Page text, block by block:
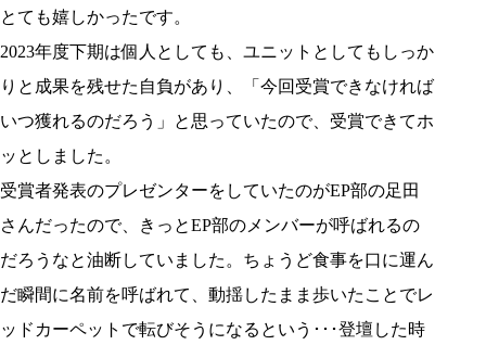
とても嬉しかったです。
2023年度下期は個人としても、ユニットとしてもしっか
りと成果を残せた自負があり、「今回受賞できなければ
いつ獲れるのだろう」と思っていたので、受賞できてホ
ッとしました。
受賞者発表のプレゼンターをしていたのがEP部の足田
さんだったので、きっとEP部のメンバーが呼ばれるの
だろうなと油断していました。ちょうど食事を口に運ん
だ瞬間に名前を呼ばれて、動揺したまま歩いたことでレ
ッドカーペットで転びそうになるという･･･登壇した時